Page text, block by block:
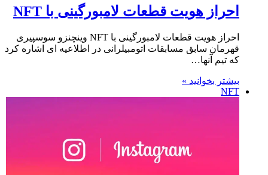
احراز هویت قطعات لامبورگینی با NFT
احراز هویت قطعات لامبورگینی با NFT وینچنزو سوسپیری
قهرمان سابق مسابقات اتومبیلرانی در اطلاعیه ای اشاره کرد
که تیم آنها…
بیشتر بخوانید »
NFT